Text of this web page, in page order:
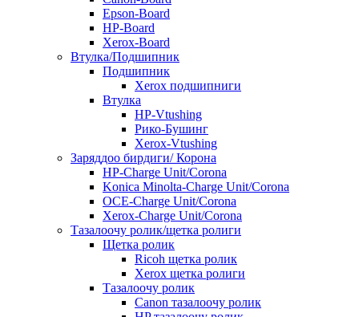
Epson-Board
HP-Board
Xerox-Board
Втулка/Подшипник
Подшипник
Xerox подшипниги
Втулка
HP-Vtushing
Рико-Бушинг
Xerox-Vtushing
Заряддоо бирдиги/ Корона
HP-Charge Unit/Corona
Konica Minolta-Charge Unit/Corona
OCE-Charge Unit/Corona
Xerox-Charge Unit/Corona
Тазалоочу ролик/щетка ролиги
Щетка ролик
Ricoh щетка ролик
Xerox щетка ролиги
Тазалоочу ролик
Canon тазалоочу ролик